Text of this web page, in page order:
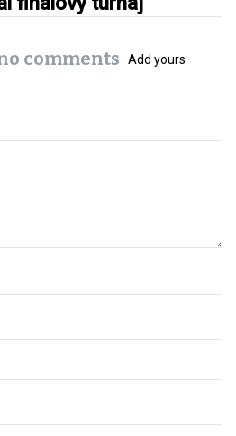
comments Add yours